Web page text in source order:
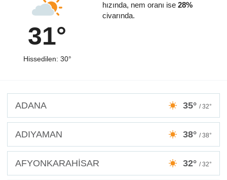
31°
Hissedilen: 30°
hızında, nem oranı ise 28%
civarında.
ADANA 35° / 32°
ADIYAMAN 38° / 38°
AFYONKARAHİSAR 32° / 32°